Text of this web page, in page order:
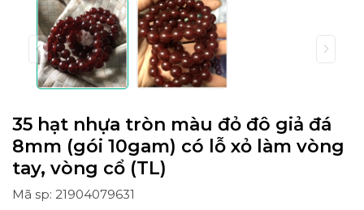
35 hạt nhựa tròn màu đỏ đô giả đá
8mm (gói 10gam) có lỗ xỏ làm vòng
tay, vòng cổ (TL)
Mã sp: 21904079631